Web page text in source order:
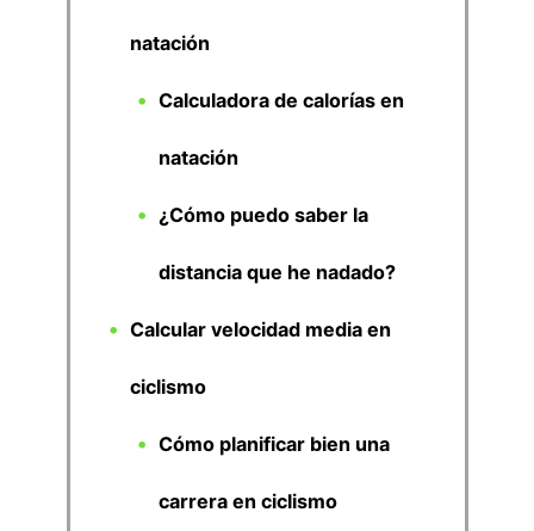
natación
Calculadora de calorías en
natación
¿Cómo puedo saber la
distancia que he nadado?
Calcular velocidad media en
ciclismo
Cómo planificar bien una
carrera en ciclismo